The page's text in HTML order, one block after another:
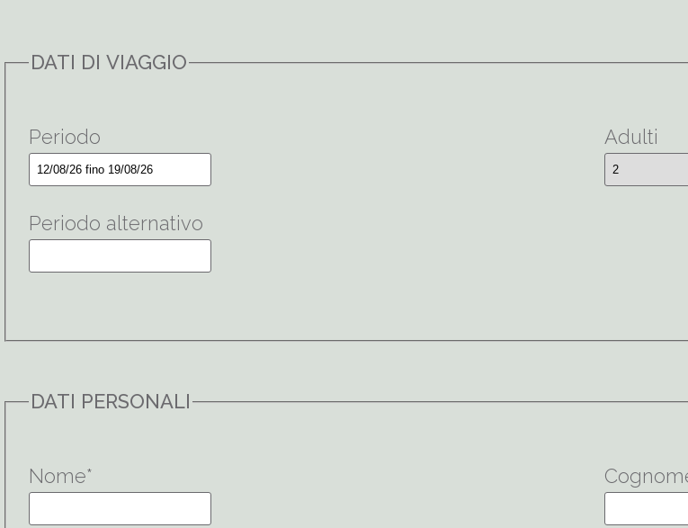
DATI DI VIAGGIO
Periodo Adulti
Periodo alternativo
DATI PERSONALI
Nome*